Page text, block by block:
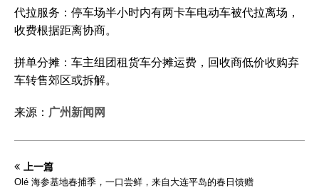
‌代拉服务‌：停车场半小时内有两卡车电动车被代拉离场，
收费根据距离协商。‌‌
‌拼单分摊‌：车主组团租货车分摊运费，回收商低价收购弃
车转售郊区或拆解。‌‌
来源： 广州新闻网
上一篇
Olé 海参基地春捕季，一口尝鲜，来自大连平岛的春日馈赠